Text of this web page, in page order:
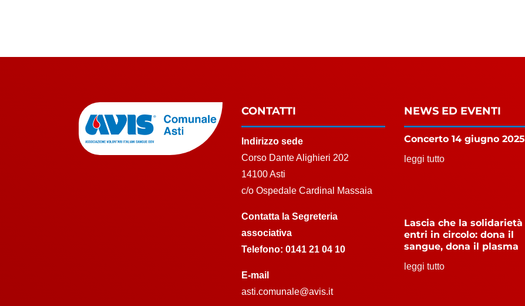
CONTATTI
Indirizzo sede
Corso Dante Alighieri 202
14100 Asti
c/o Ospedale Cardinal Massaia
Contatta la Segreteria
associativa
Telefono: 0141 21 04 10
E-mail
asti.comunale@avis.it
NEWS ED EVENTI
Concerto 14 giugno 2025
leggi tutto
Lascia che la solidarietà
entri in circolo: dona il
sangue, dona il plasma
leggi tutto